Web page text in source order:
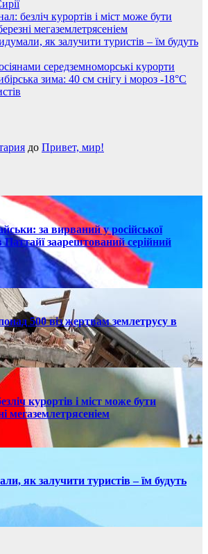
безліч курортів і міст може бути
мегаземлетрясеніем
як залучити туристів – їм будуть
середземноморські курорти
зима: 40 см снігу і мороз -18°C
до Привет, мир!
за вирваний у російської
заарештований серійний
500 віз жертвам землетрусу в
курортів і міст може бути
мегаземлетрясеніем
як залучити туристів – їм будуть